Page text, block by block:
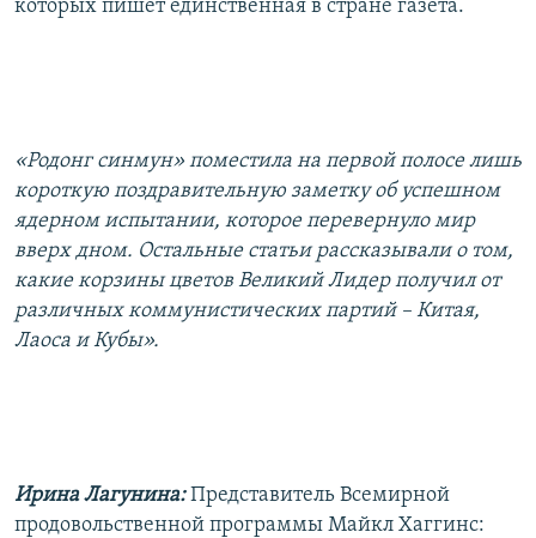
которых пишет единственная в стране газета.
«Родонг синмун» поместила на первой полосе лишь
короткую поздравительную заметку об успешном
ядерном испытании, которое перевернуло мир
вверх дном. Остальные статьи рассказывали о том,
какие корзины цветов Великий Лидер получил от
различных коммунистических партий – Китая,
Лаоса и Кубы».
Ирина Лагунина:Представитель Всемирной
продовольственной программы Майкл Хаггинс: